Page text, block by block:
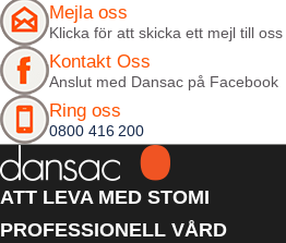
Mejla oss
Klicka för att skicka ett mejl till oss
Kontakt Oss
Anslut med Dansac på Facebook
Ring oss
0800 416 200
ATT LEVA MED STOMI
PROFESSIONELL VÅRD